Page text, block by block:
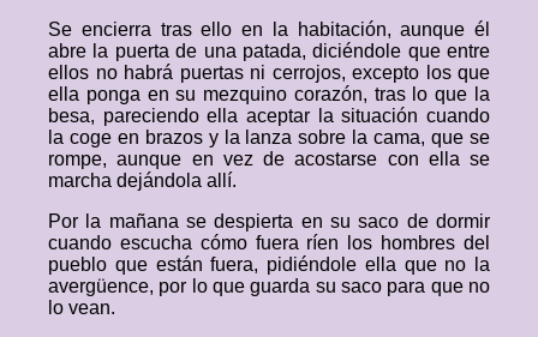
Se encierra tras ello en la habitación, aunque él
abre la puerta de una patada, diciéndole que entre
ellos no habrá puertas ni cerrojos, excepto los que
ella ponga en su mezquino corazón, tras lo que la
besa, pareciendo ella aceptar la situación cuando
la coge en brazos y la lanza sobre la cama, que se
rompe, aunque en vez de acostarse con ella se
marcha dejándola allí.
Por la mañana se despierta en su saco de dormir
cuando escucha cómo fuera ríen los hombres del
pueblo que están fuera, pidiéndole ella que no la
avergüence, por lo que guarda su saco para que no
lo vean.